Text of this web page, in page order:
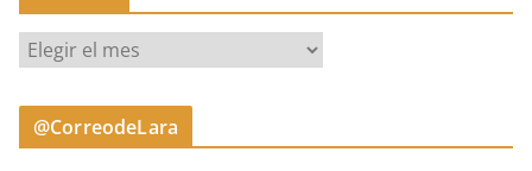
r
t
@CorreodeLara